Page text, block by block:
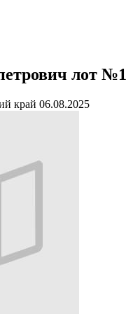
лот №1
край 06.08.2025